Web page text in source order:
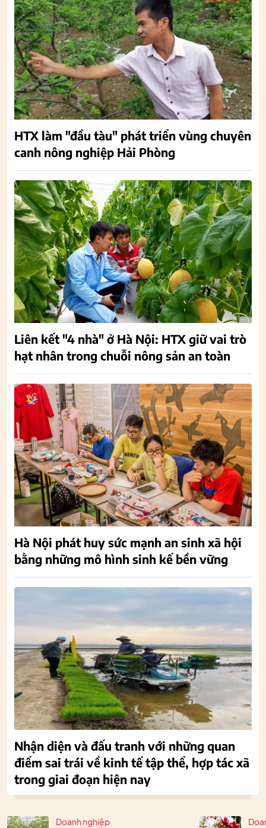
Doanh nghiệp
HTX làm "đầu tàu" phát triển vùng chuyên
canh nông nghiệp Hải Phòng
Liên kết "4 nhà" ở Hà Nội: HTX giữ vai trò
hạt nhân trong chuỗi nông sản an toàn
Hà Nội phát huy sức mạnh an sinh xã hội
bằng những mô hình sinh kế bền vững
Nhận diện và đấu tranh với những quan
điểm sai trái về kinh tế tập thể, hợp tác xã
trong giai đoạn hiện nay